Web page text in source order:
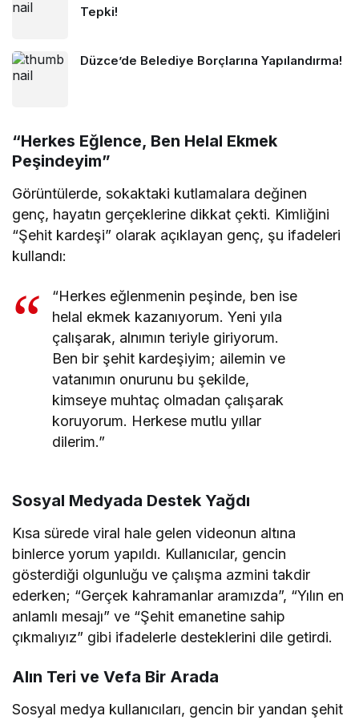
Tepki!
Düzce’de Belediye Borçlarına Yapılandırma!
“Herkes Eğlence, Ben Helal Ekmek
Peşindeyim”
Görüntülerde, sokaktaki kutlamalara değinen
genç, hayatın gerçeklerine dikkat çekti. Kimliğini
“Şehit kardeşi” olarak açıklayan genç, şu ifadeleri
kullandı:
“Herkes eğlenmenin peşinde, ben ise
helal ekmek kazanıyorum. Yeni yıla
çalışarak, alnımın teriyle giriyorum.
Ben bir şehit kardeşiyim; ailemin ve
vatanımın onurunu bu şekilde,
kimseye muhtaç olmadan çalışarak
koruyorum. Herkese mutlu yıllar
dilerim.”
Sosyal Medyada Destek Yağdı
Kısa sürede viral hale gelen videonun altına
binlerce yorum yapıldı. Kullanıcılar, gencin
gösterdiği olgunluğu ve çalışma azmini takdir
ederken; “Gerçek kahramanlar aramızda”, “Yılın en
anlamlı mesajı” ve “Şehit emanetine sahip
çıkmalıyız” gibi ifadelerle desteklerini dile getirdi.
Alın Teri ve Vefa Bir Arada
Sosyal medya kullanıcıları, gencin bir yandan şehit